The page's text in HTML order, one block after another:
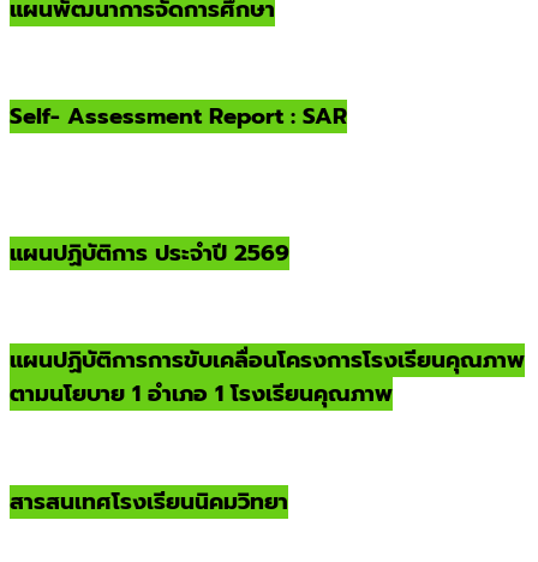
แผนพัฒนาการจัดการศึกษา
Self- Assessment Report : SAR
แผนปฏิบัติการ ประจำปี 2569
แผนปฏิบัติการการขับเคลื่อนโครงการโรงเรียนคุณภาพ
ตามนโยบาย 1 อำเภอ 1 โรงเรียนคุณภาพ
สารสนเทศโรงเรียนนิคมวิทยา